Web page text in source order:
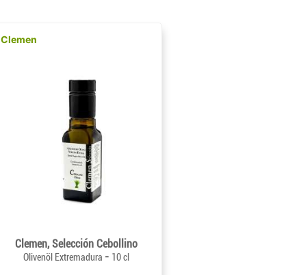
Clemen
Clemen, Selección Cebollino
Olivenöl Extremadura - 10 cl